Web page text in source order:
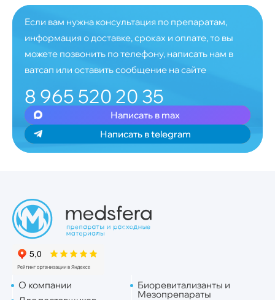
Если вам нужна консультация по препаратам,
информация о доставке, сроках и оплате, то вы
можете позвонить по телефону, написать нам в
ватсап или оставить сообщение на сайте
8 965 520 20 35
Написать в max
Написать в telegram
О компании
Биоревитализанты и
Мезопрепараты